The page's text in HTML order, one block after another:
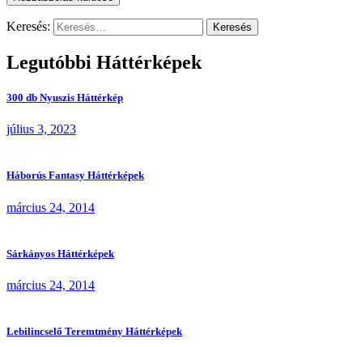
Keresés:
Legutóbbi Háttérképek
300 db Nyuszis Háttérkép
július 3, 2023
Háborús Fantasy Háttérképek
március 24, 2014
Sárkányos Háttérképek
március 24, 2014
Lebilincselő Teremtmény Háttérképek